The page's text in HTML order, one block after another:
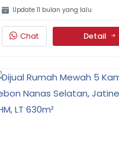
Update 11 bulan yang lalu
Chat Detail